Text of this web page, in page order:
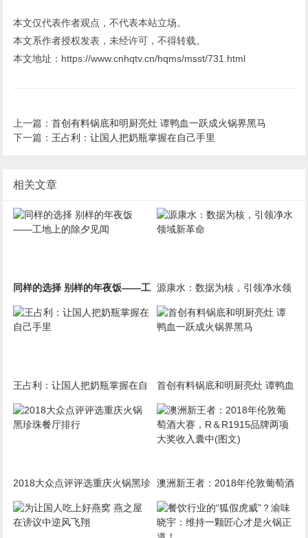
本文仅代表作者观点，不代表本站立场。
本文系作者授权发表，未经许可，不得转载。
本文地址：https://www.cnhqtv.cn/hqms/msst/731.html
上一篇：首创有料锅底和明厨亮灶 谭鸭血一跃成火锅界黑马
下一篇： 王占利：让国人把奶瓶掌握在自己手里
相关文章
同样的选择 别样的年夜饭——工
地上的除夕见闻
源康水：数据为核，引领净水领
域新革命
王占利：让国人把奶瓶掌握在自
己手里
首创有料锅底和明厨亮灶 谭鸭血
一跃成火锅界黑马
2018大众点评评选重庆火锅黑珍
珠餐厅排行
澳洲新王者：2018年伦敦葡萄酒
大赛，R＆R1915品牌两项大奖
收入囊中(图文)